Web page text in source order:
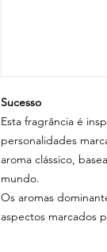
Sucesso
Esta fragrância é
personalidades
aroma clássico,
mundo.
Os aromas
aspectos marcados